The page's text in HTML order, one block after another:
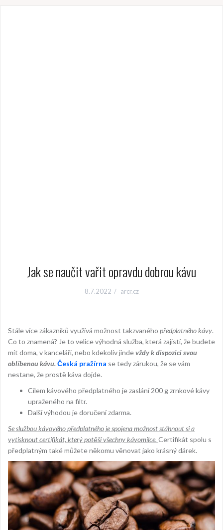
Jak se naučit vařit opravdu dobrou kávu
8.7.2022 arcr.cz
Stále více zákazníků využívá možnost takzvaného předplatného kávy.
Co to znamená? Je to velice výhodná služba, která zajistí, že budete
mít doma, v kanceláři, nebo kdekoliv jindevždy k dispozici svou
oblíbenou kávu.Česká pražírna se tedy zárukou, že se vám
nestane, že prostě káva dojde.
Cílem kávového předplatného je zaslání 200 g zrnkové kávy
upraženého na filtr.
Další výhodou je doručení zdarma.
Se službou kávového předplatného je spojena možnost stáhnout si a
vytisknout certifikát, který potěší všechny kávomilce. Certifikát spolu s
předplatným také můžete někomu věnovat jako krásný dárek.